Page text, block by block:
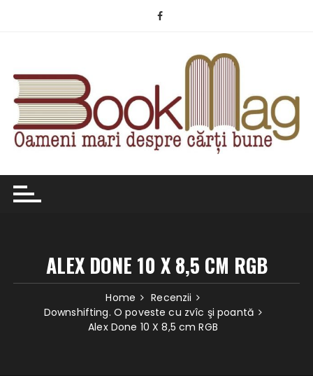
ALEX DONE 10 X 8,5 CM RGB
Home
Recenzii
Downshifting. O poveste cu zvîc şi poantă
Alex Done 10 X 8,5 cm RGB